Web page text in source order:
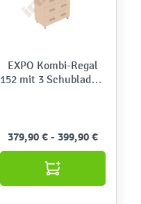
EXPO Kombi-Regal
152 mit 3 Schubladen,
379,90 € - 399,90 €